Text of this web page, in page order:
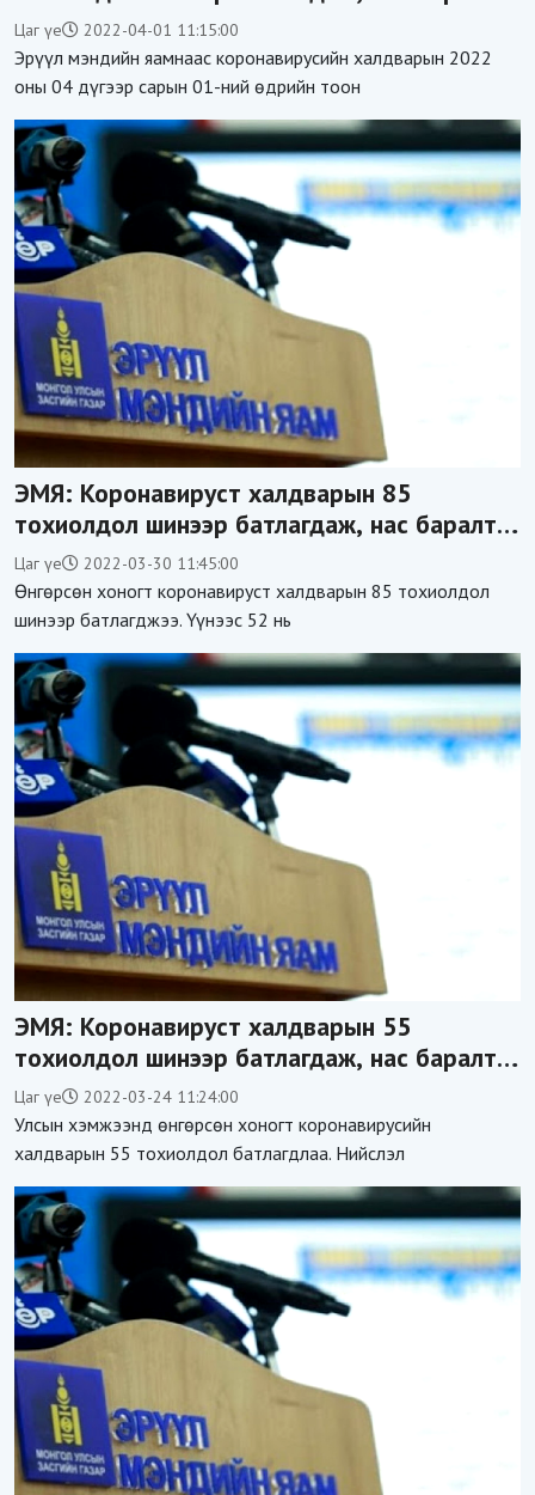
бүртгэгдээгүй
Цаг үе 2022-04-01 11:15:00
Эрүүл мэндийн яамнаас коронавирусийн халдварын 2022
оны 04 дүгээр сарын 01-ний өдрийн тоон
ЭМЯ: Коронавируст халдварын 85
тохиолдол шинээр батлагдаж, нас баралт
бүртгэгдээгүй
Цаг үе 2022-03-30 11:45:00
Өнгөрсөн хоногт коронавируст халдварын 85 тохиолдол
шинээр батлагджээ. Үүнээс 52 нь
ЭМЯ: Коронавируст халдварын 55
тохиолдол шинээр батлагдаж, нас баралт
бүртгэгдээгүй
Цаг үе 2022-03-24 11:24:00
Улсын хэмжээнд өнгөрсөн хоногт коронавирусийн
халдварын 55 тохиолдол батлагдлаа. Нийслэл